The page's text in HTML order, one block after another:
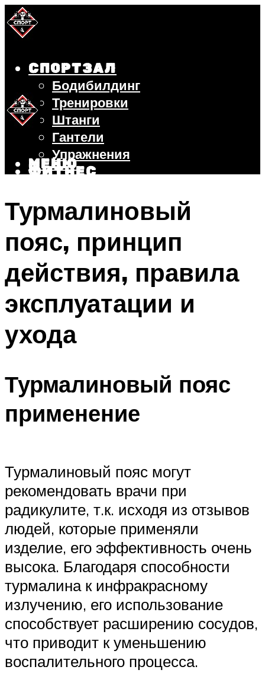
СПОРТЗАЛ
Бодибилдинг
Тренировки
Штанги
Гантели
Упражнения
ФИТНЕС
ВЕЛОСИПЕД
ПОХУДЕНИЕ
МЕНЮ
МЕНЮ
Турмалиновый
пояс, принцип
действия, правила
эксплуатации и
ухода
Турмалиновый пояс
применение
Турмалиновый пояс могут
рекомендовать врачи при
радикулите, т.к. исходя из отзывов
людей, которые применяли
изделие, его эффективность очень
высока. Благодаря способности
турмалина к инфракрасному
излучению, его использование
способствует расширению сосудов,
что приводит к уменьшению
воспалительного процесса.